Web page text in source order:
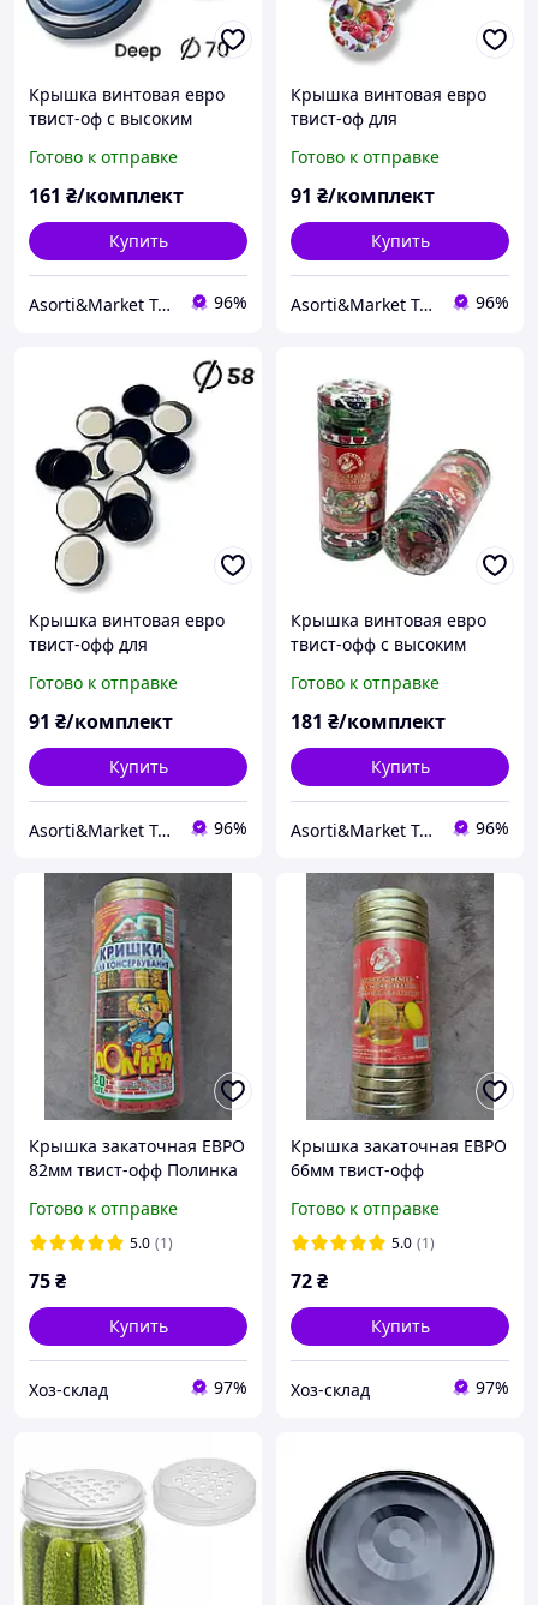
Крышка винтовая евро
твист-оф с высоким
консервации и хранения
10 шт. Д70 мм. Кришки
Готово к отправке
161 ₴/комплект
Купить
Asorti&Market Товары для дома-семьи 96%
Крышка винтовая евро
твист-оф для
15 шт. цвет рандомный.
Д66 мм. Кришки
столу.
Готово к отправке
91 ₴/комплект
Купить
Asorti&Market Товары для дома-семьи 96%
Крышка винтовая евро
твист-офф для
15 шт. Д58 мм. Запах лета
к зимнему столу.
Готово к отправке
91 ₴/комплект
Купить
Asorti&Market Товары для дома-семьи 96%
Крышка винтовая евро
твист-офф с высоким
консервации 20 шт. Д82
мм. Слобожанка. Запах
Готово к отправке
181 ₴/комплект
Купить
Asorti&Market Товары для дома-семьи 96%
Крышка закаточная ЕВРО
82мм твист-офф Полинка
Готово к отправке
5.0 (1)
75₴
Купить
Хоз-склад 97%
Крышка закаточная ЕВРО
66мм твист-офф
Готово к отправке
5.0 (1)
72₴
Купить
Хоз-склад 97%